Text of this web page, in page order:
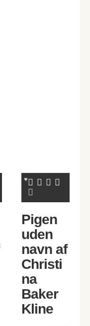
Pigen
uden
navn af
Christi
na
Baker
Kline